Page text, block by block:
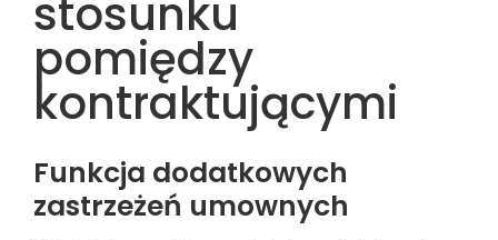
stosunku
pomiędzy
kontraktującymi
Funkcja dodatkowych
zastrzeżeń umownych